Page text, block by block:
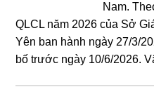
Nam.
QLCL năm 2026 của Sở
Yên ban hành ngày 27/3/
bố trước ngày 10/6/2026.